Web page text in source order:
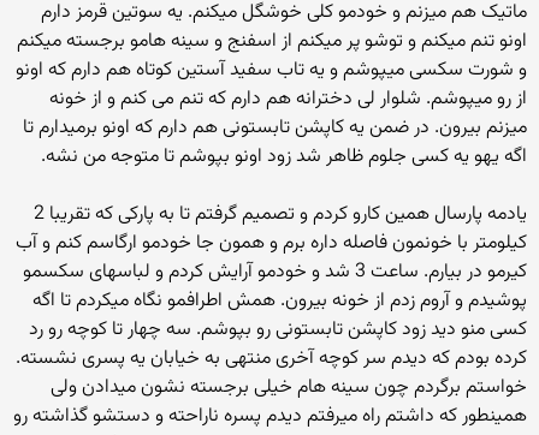
ماتیک هم میزنم و خودمو کلی خوشگل میکنم. یه سوتین قرمز دارم
اونو تنم میکنم و توشو پر میکنم از اسفنج و سینه هامو برجسته میکنم
و شورت سکسی میپوشم و یه تاب سفید آستین کوتاه هم دارم که اونو
از رو میپوشم. شلوار لی دخترانه هم دارم که تنم می کنم و از خونه
میزنم بیرون. در ضمن یه کاپشن تابستونی هم دارم که اونو برمیدارم تا
اگه یهو یه کسی جلوم ظاهر شد زود اونو بپوشم تا متوجه من نشه.
یادمه پارسال همین کارو کردم و تصمیم گرفتم تا به پارکی که تقریبا 2
کیلومتر با خونمون فاصله داره برم و همون جا خودمو ارگاسم کنم و آب
کیرمو در بیارم. ساعت 3 شد و خودمو آرایش کردم و لباسهای سکسمو
پوشیدم و آروم زدم از خونه بیرون. همش اطرافمو نگاه میکردم تا اگه
کسی منو دید زود کاپشن تابستونی رو بپوشم. سه چهار تا کوچه رو رد
کرده بودم که دیدم سر کوچه آخری منتهی به خیابان یه پسری نشسته.
خواستم برگردم چون سینه هام خیلی برجسته نشون میدادن ولی
همینطور که داشتم راه میرفتم دیدم پسره ناراحته و دستشو گذاشته رو